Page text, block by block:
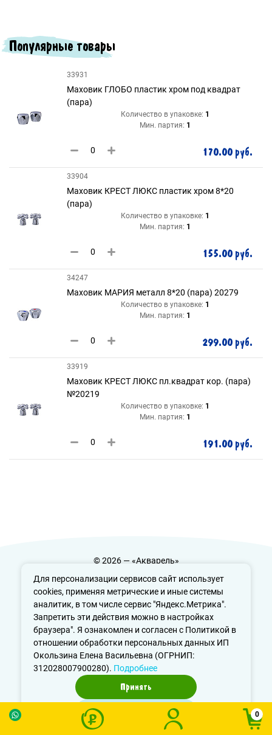
Для персонализации сервисов сайт использует
cookies, применяя метрические и иные системы
аналитик, в том числе сервис "Яндекс.Метрика".
Запретить эти действия можно в настройках
браузера". Я ознакомлен и согласен с Политикой в
отношении обработки персональных данных ИП
Окользина Елена Васильевна (ОГРНИП:
312028007900280). Подробнее
Принять
0
Популярные товары
33931
Маховик ГЛОБО пластик хром под квадрат
(пара)
Количество в упаковке: 1
Мин. партия: 1
170.00 руб.
33904
Маховик КРЕСТ ЛЮКС пластик хром 8*20
(пара)
Количество в упаковке: 1
Мин. партия: 1
155.00 руб.
34247
Маховик МАРИЯ металл 8*20 (пара) 20279
Количество в упаковке: 1
Мин. партия: 1
299.00 руб.
33919
Маховик КРЕСТ ЛЮКС пл.квадрат кор. (пара)
№20219
Количество в упаковке: 1
Мин. партия: 1
191.00 руб.
© 2026 — «Акварель»
Политика конфиденциальности